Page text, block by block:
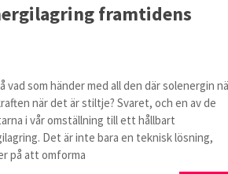
framtidens
vad som händer med all den där solenergin
när det är stiltje? Svaret, och en av de
i vår omställning till ett hållbart
Det är inte bara en teknisk lösning,
på att omforma